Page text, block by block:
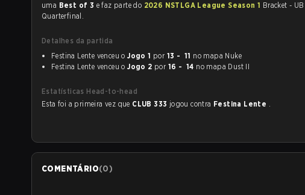
uma Best of 3 e faz parte do 2026 NSTLGA League Season 1 Bracket - UB
Quarterfinal.
Detalhes da partida
Festina Lente venceu oJogo 1 por 13 - 11 no mapa Nuke
Festina Lente venceu oJogo 2 por 16 - 14 no mapa Dust II
Estatísticas Head-to-head
Esta foi a primeira vez que CLUB 333 jogou contra Festina Lente .
COMENTÁRIO(0)